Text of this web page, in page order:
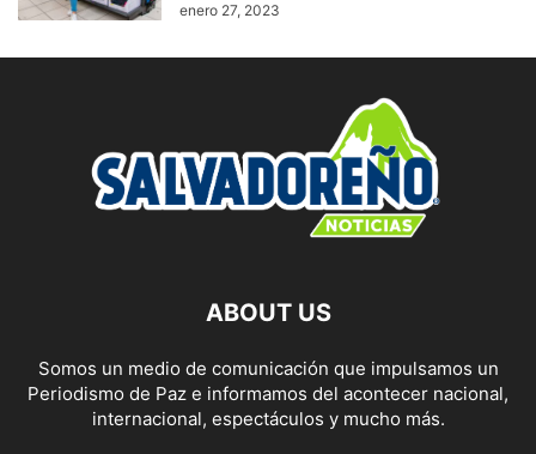
enero 27, 2023
ABOUT US
Somos un medio de comunicación que impulsamos un
Periodismo de Paz e informamos del acontecer nacional,
internacional, espectáculos y mucho más.